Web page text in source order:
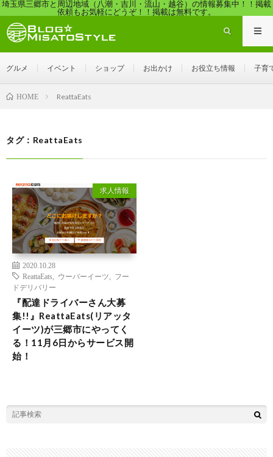
埼玉県三郷市と周辺地域（八潮・吉川・流山・越谷）の情報募集中！！掲載
依頼もお気軽にどうぞ！！掲載は無料です。
グルメ イベント ショップ お出かけ お役立ち情報 子育
HOME ReattaEats
タグ：ReattaEats
求人情報
2020.10.28
ReattaEats
ウーバーイーツ
フー
ドデリバリー
『配達ドライバーさん大募
集!!』ReattaEats(リアッタ
イーツ)が三郷市にやってく
る！11月6日からサービス開
始！